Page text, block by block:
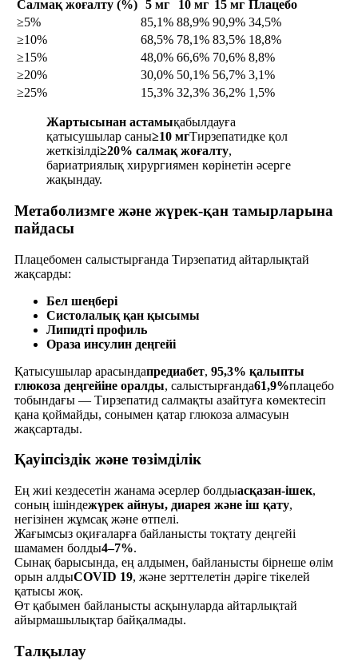
Салмақ жоғалту (%) 5 мг 10 мг 15 мг Плацебо
≥5%
85,1% 88,9% 90,9% 34,5%
≥10%
68,5% 78,1% 83,5% 18,8%
≥15%
48,0% 66,6% 70,6% 8,8%
≥20%
30,0% 50,1% 56,7% 3,1%
≥25%
15,3% 32,3% 36,2% 1,5%
Жартысынан астамықабылдауға
қатысушылар саны≥10 мгТирзепатидке қол
жеткізілді≥20% салмақ жоғалту,
бариатриялық хирургиямен көрінетін әсерге
жақындау.
Метаболизмге және жүрек-қан тамырларына
пайдасы
Плацебомен салыстырғанда Тирзепатид айтарлықтай
жақсарды:
Бел шеңбері
Систолалық қан қысымы
Липидті профиль
Ораза инсулин деңгейі
Қатысушылар арасындапредиабет, 95,3% қалыпты
глюкоза деңгейіне оралды, салыстырғанда61,9%плацебо
тобындағы — Тирзепатид салмақты азайтуға көмектесіп
қана қоймайды, сонымен қатар глюкоза алмасуын
жақсартады.
Қауіпсіздік және төзімділік
Ең жиі кездесетін жанама әсерлер болдыасқазан-ішек,
соның ішіндежүрек айнуы, диарея және іш қату,
негізінен жұмсақ және өтпелі.
Жағымсыз оқиғаларға байланысты тоқтату деңгейі
шамамен болды4–7%.
Сынақ барысында, ең алдымен, байланысты бірнеше өлім
орын алдыCOVID 19, және зерттелетін дәріге тікелей
қатысы жоқ.
Өт қабымен байланысты асқынуларда айтарлықтай
айырмашылықтар байқалмады.
Талқылау